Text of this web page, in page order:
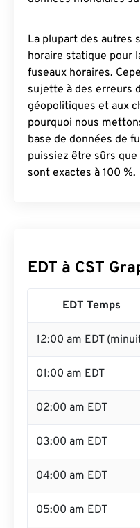
La plupart des autres
horaire statique pour
fuseaux horaires.
sujette à des erreurs
géopolitiques et aux
pourquoi nous
base de données de
puissiez être sûrs
sont exactes à 100 %.
EDT à CST
EDT Temps
12:00 am EDT
01:00 am EDT
02:00 am EDT
03:00 am EDT
04:00 am EDT
05:00 am EDT